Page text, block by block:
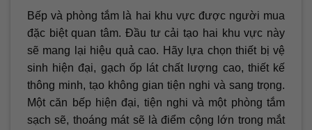
Bếp và phòng tắm là hai khu vực được người mua
đặc biệt quan tâm. Đầu tư cải tạo hai khu vực này
sẽ mang lại hiệu quả cao. Hãy lựa chọn thiết bị vệ
sinh hiện đại, gạch ốp lát chất lượng cao, thiết kế
thông minh, tạo không gian tiện nghi và sang trọng.
Một căn bếp hiện đại, tiện nghi và một phòng tắm
sạch sẽ, thoáng mát sẽ là điểm cộng lớn trong mắt